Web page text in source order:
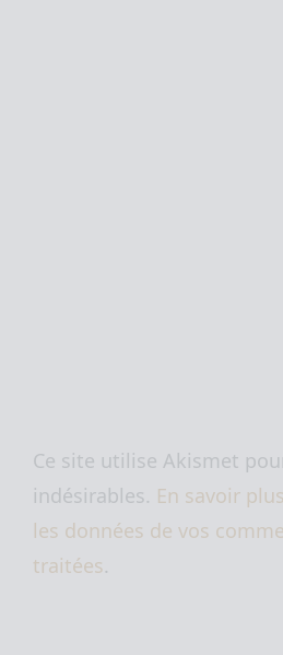
Ce site utilise Akismet
indésirables. En savoir
les données de vos
traitées.